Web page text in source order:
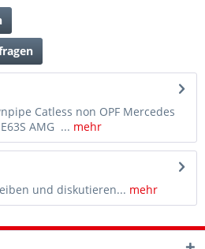
Catless non OPF Mercedes
AMG ... mehr
und diskutieren... mehr